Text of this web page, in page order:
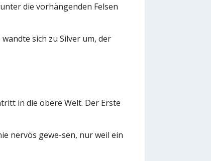
die vorhängenden Felsen
sich zu Silver um, der
in die obere Welt. Der Erste
nervös gewe-sen, nur weil ein